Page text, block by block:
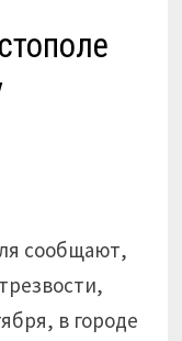
сообщают,
в городе